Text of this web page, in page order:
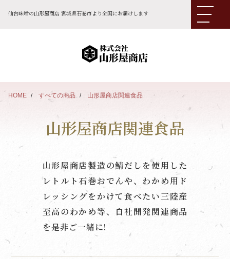
仙台味噌の山形屋商店 宮城県石巻市より全国にお届けします
HOME すべての商品 山形屋商店関連食品
山形屋商店関連食品
山形屋商店製造の鯖だしを使用した
レトルト石巻おでんや、わかめ用ド
レッシングをかけて食べたい三陸産
至高のわかめ等、自社開発関連商品
を是非ご一緒に!